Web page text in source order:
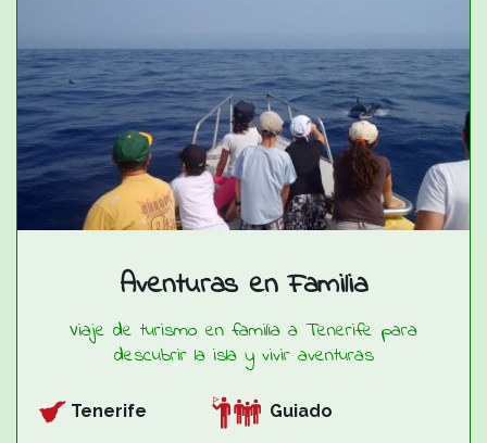
Aventuras en Familia
Viaje de turismo en familia a Tenerife para
descubrir la isla y vivir aventuras
Tenerife Guiado